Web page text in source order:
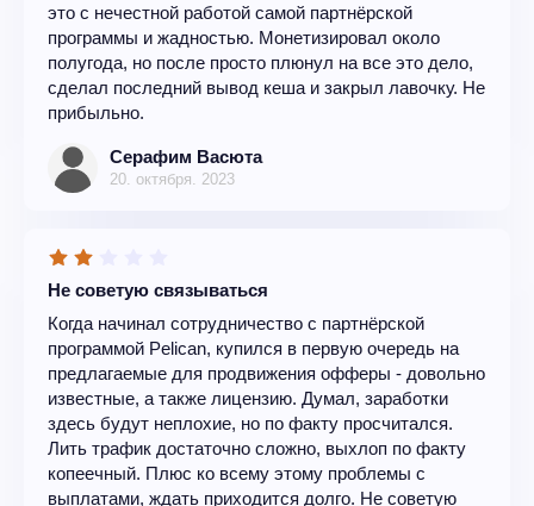
это с нечестной работой самой партнёрской
программы и жадностью. Монетизировал около
полугода, но после просто плюнул на все это дело,
сделал последний вывод кеша и закрыл лавочку. Не
прибыльно.
Серафим Васюта
20. октября. 2023
Не советую связываться
Когда начинал сотрудничество с партнёрской
программой Pelican, купился в первую очередь на
предлагаемые для продвижения офферы - довольно
известные, а также лицензию. Думал, заработки
здесь будут неплохие, но по факту просчитался.
Лить трафик достаточно сложно, выхлоп по факту
копеечный. Плюс ко всему этому проблемы с
выплатами, ждать приходится долго. Не советую